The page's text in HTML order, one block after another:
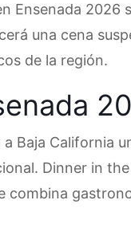
Ensenada 2026
una cena
de la región.
Baja California
Dinner in the
combina